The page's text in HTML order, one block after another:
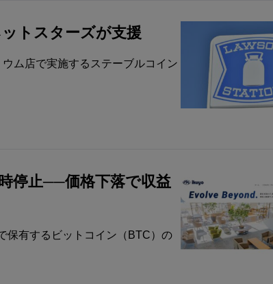
トスターズが支援
ム店で実施するステーブルコイン
停止──価格下落で収益
保有するビットコイン（BTC）の